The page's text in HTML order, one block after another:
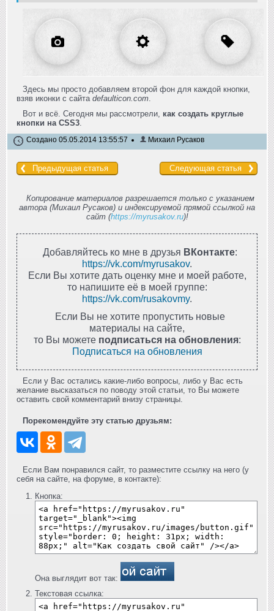
Здесь мы просто добавляем второй фон для каждой кнопки,
взяв иконки с сайта defaulticon.com
Вот и всё. Сегодня мы рассмотрели, как создать круглые
кнопки на CSS3
Создано 05.05.2014 13:55:57 Михаил Русаков
Предыдущая статья Следующая статья
Копирование материалов разрешается только с указанием
автора (Михаил Русаков) и индексируемой прямой ссылкой на
сайт (https://myrusakov.ru)!
Добавляйтесь ко мне в друзья ВКонтакте:
https://vk.com/myrusakov.
Если Вы хотите дать оценку мне и моей работе,
то напишите её в моей группе:
https://vk.com/rusakovmy.
Если Вы не хотите пропустить новые
материалы на сайте,
то Вы можете подписаться на обновления:
Подписаться на обновления
Если у Вас остались какие-либо вопросы, либо у Вас есть
желание высказаться по поводу этой статьи, то Вы можете
оставить свой комментарий внизу страницы.
Порекомендуйте эту статью друзьям:
Если Вам понравился сайт, то разместите ссылку на него (у
себя на сайте, на форуме, в контакте):
Кнопка:
Она выглядит вот так:
Текстовая ссылка: